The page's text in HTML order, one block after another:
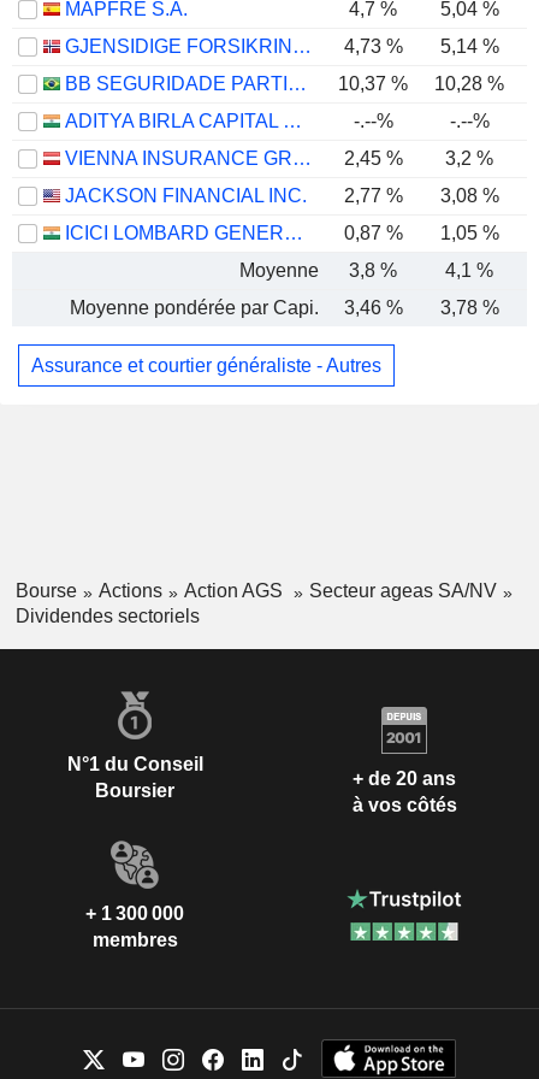
MAPFRE S.A.
4,7 % 5,04 %
GJENSIDIGE FORSIKRING ASA
4,73 % 5,14 %
BB SEGURIDADE PARTICIPAÇÕES S.A.
10,37 %
10,28 %
ADITYA BIRLA CAPITAL LIMITED
-.--% -.--%
VIENNA INSURANCE GROUP AG
2,45 %
3,2 %
JACKSON FINANCIAL INC.
2,77 % 3,08 %
ICICI LOMBARD GENERAL INSURANCE COMPANY LIMITED
0,87 % 1,05 %
Moyenne
3,8 %
4,1 %
Moyenne pondérée par Capi.
3,46 % 3,78 %
Assurance et courtier généraliste - Autres
Bourse Actions Action AGS
Secteur ageas SA/NV
Dividendes sectoriels
N°1 du Conseil
Boursier
+ de 20 ans
à vos côtés
+ 1 300 000
membres